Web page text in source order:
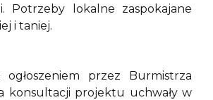
Potrzeby lokalne zaspokajane
i taniej.
przez Burmistrza
konsultacji projektu uchwały w